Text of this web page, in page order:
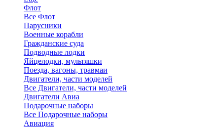
Флот
Все Флот
Парусники
Военные корабли
Гражданские суда
Подводные лодки
Яйцелодки, мультяшки
Поезда, вагоны, травмаи
Двигатели, части моделей
Все Двигатели, части моделей
Двигатели Авиа
Подарочные наборы
Все Подарочные наборы
Авиация